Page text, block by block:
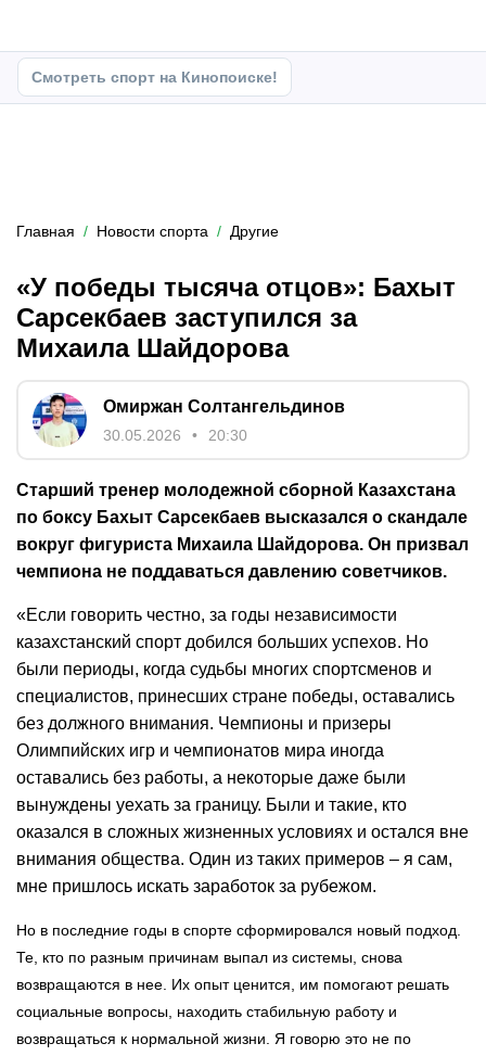
Смотреть спорт на Кинопоиске!
Главная Новости спорта Другие
«У победы тысяча отцов»: Бахыт
Сарсекбаев заступился за
Михаила Шайдорова
Омиржан Солтангельдинов
30.05.2026 20:30
Старший тренер молодежной сборной Казахстана
по боксу Бахыт Сарсекбаев высказался о скандале
вокруг фигуриста Михаила Шайдорова. Он призвал
чемпиона не поддаваться давлению советчиков.
«Если говорить честно, за годы независимости
казахстанский спорт добился больших успехов. Но
были периоды, когда судьбы многих спортсменов и
специалистов, принесших стране победы, оставались
без должного внимания. Чемпионы и призеры
Олимпийских игр и чемпионатов мира иногда
оставались без работы, а некоторые даже были
вынуждены уехать за границу. Были и такие, кто
оказался в сложных жизненных условиях и остался вне
внимания общества. Один из таких примеров – я сам,
мне пришлось искать заработок за рубежом.
Но в последние годы в спорте сформировался новый подход.
Те, кто по разным причинам выпал из системы, снова
возвращаются в нее. Их опыт ценится, им помогают решать
социальные вопросы, находить стабильную работу и
возвращаться к нормальной жизни. Я говорю это не по